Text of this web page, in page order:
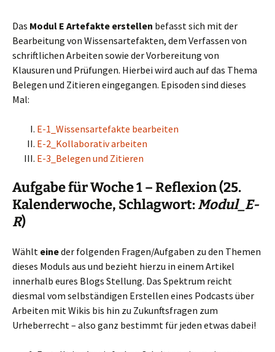
Das Modul E Artefakte erstellen befasst sich mit der
Bearbeitung von Wissensartefakten, dem Verfassen von
schriftlichen Arbeiten sowie der Vorbereitung von
Klausuren und Prüfungen. Hierbei wird auch auf das Thema
Belegen und Zitieren eingegangen. Episoden sind dieses
Mal:
E-1_Wissensartefakte bearbeiten
E-2_Kollaborativ arbeiten
E-3_Belegen und Zitieren
Aufgabe für Woche 1 – Reflexion (25.
Kalenderwoche, Schlagwort:Modul_E-
R)
Wählt eineder folgenden Fragen/Aufgaben zu den Themen
dieses Moduls aus und bezieht hierzu in einem Artikel
innerhalb eures Blogs Stellung. Das Spektrum reicht
diesmal vom selbständigen Erstellen eines Podcasts über
Arbeiten mit Wikis bis hin zu Zukunftsfragen zum
Urheberrecht – also ganz bestimmt für jeden etwas dabei!